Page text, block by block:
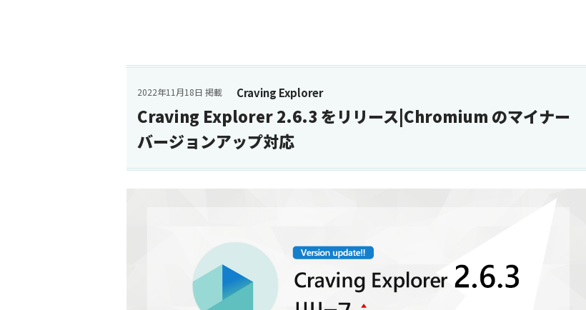
Craving Explorer
2022年11月18日 掲載
Craving Explorer 2.6.3 をリリース|Chromium のマイナー
バージョンアップ対応